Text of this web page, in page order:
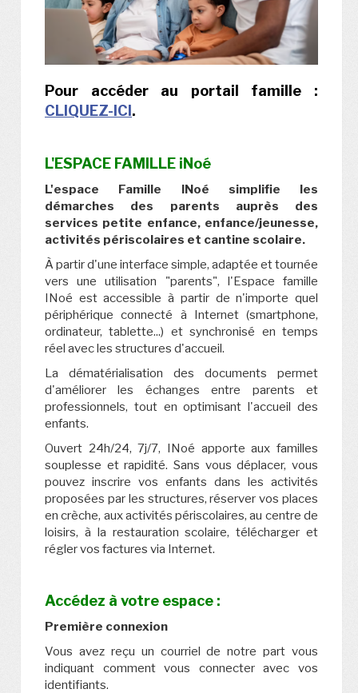
Pour accéder au portail famille :
CLIQUEZ-ICI.
L'ESPACE FAMILLE iNoé
L'espace Famille INoé simplifie les
démarches des parents auprès des
services petite enfance, enfance/jeunesse,
activités périscolaires et cantine scolaire.
À partir d'une interface simple, adaptée et tournée
vers une utilisation "parents", l'Espace famille
INoé est accessible à partir de n'importe quel
périphérique connecté à Internet (smartphone,
ordinateur, tablette...) et synchronisé en temps
réel avec les structures d'accueil.
La dématérialisation des documents permet
d'améliorer les échanges entre parents et
professionnels, tout en optimisant l'accueil des
enfants.
Ouvert 24h/24, 7j/7, INoé apporte aux familles
souplesse et rapidité. Sans vous déplacer, vous
pouvez inscrire vos enfants dans les activités
proposées par les structures, réserver vos places
en crèche, aux activités périscolaires, au centre de
loisirs, à la restauration scolaire, télécharger et
régler vos factures via Internet.
Accédez à votre espace :
Première connexion
Vous avez reçu un courriel de notre part vous
indiquant comment vous connecter avec vos
identifiants.